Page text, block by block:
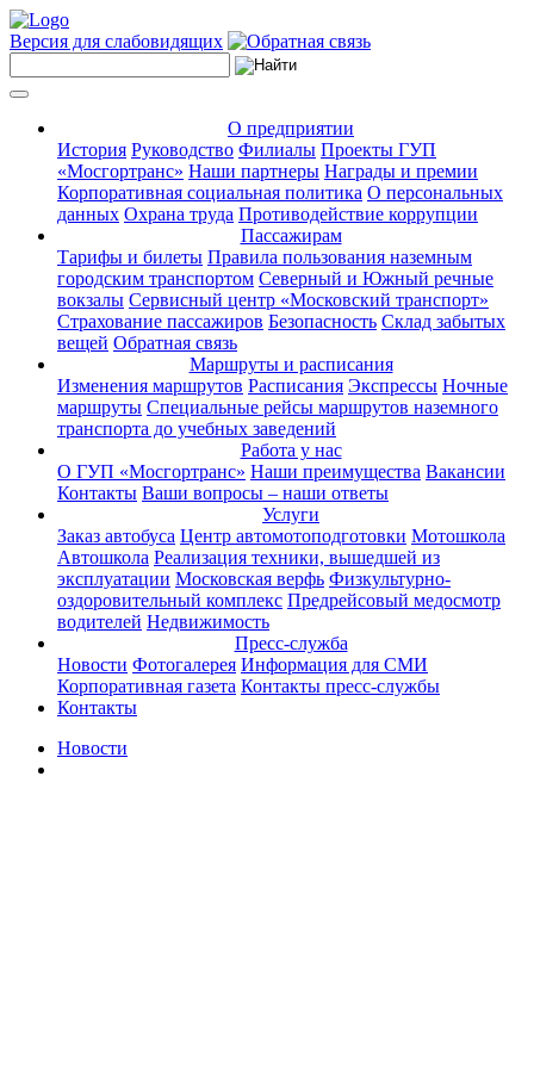
Версия для слабовидящих
О предприятии
История Руководство Филиалы Проекты ГУП
«Мосгортранс» Наши партнеры Награды и премии
Корпоративная социальная политика О персональных
данных Охрана труда Противодействие коррупции
Пассажирам
Тарифы и билеты Правила пользования наземным
городским транспортом Северный и Южный речные
вокзалы Сервисный центр «Московский транспорт»
Страхование пассажиров Безопасность Склад забытых
вещей Обратная связь
Маршруты и расписания
Изменения маршрутов Расписания Экспрессы Ночные
маршруты Специальные рейсы маршрутов наземного
транспорта до учебных заведений
Работа у нас
О ГУП «Мосгортранс» Наши преимущества Вакансии
Контакты Ваши вопросы – наши ответы
Услуги
Заказ автобуса Центр автомотоподготовки Мотошкола
Автошкола Реализация техники, вышедшей из
эксплуатации Московская верфь Физкультурно-
оздоровительный комплекс Предрейсовый медосмотр
водителей Недвижимость
Пресс-служба
Новости Фотогалерея Информация для СМИ
Корпоративная газета Контакты пресс-службы
Контакты
Новости